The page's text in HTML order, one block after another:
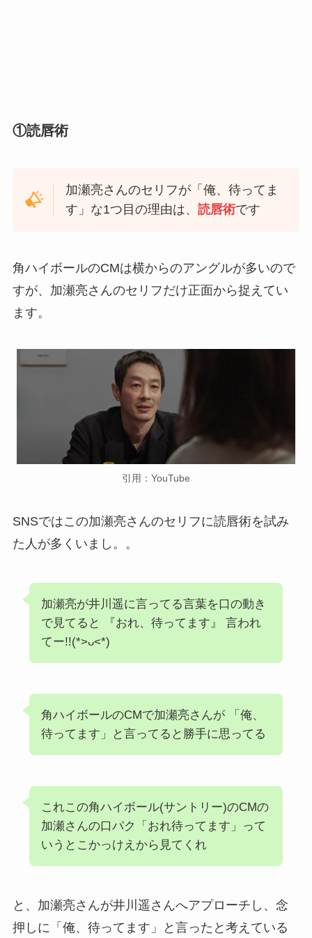
①読唇術
加瀬亮さんのセリフが「俺、待ってま
す」な1つ目の理由は、読唇術です
角ハイボールのCMは横からのアングルが多いので
すが、加瀬亮さんのセリフだけ正面から捉えてい
ます。
引用：YouTube
SNSではこの加瀬亮さんのセリフに読唇術を試み
た人が多くいまし。。
加瀬亮が井川遥に言ってる言葉を口の動き
で見てると 『おれ、待ってます』 言われ
てー!!(*>ᴗ<*)
角ハイボールのCMで加瀬亮さんが 「俺、
待ってます」と言ってると勝手に思ってる
これこの角ハイボール(サントリー)のCMの
加瀬さんの口パク「おれ待ってます」って
いうとこかっけえから見てくれ
と、加瀬亮さんが井川遥さんへアプローチし、念
押しに「俺、待ってます」と言ったと考えている